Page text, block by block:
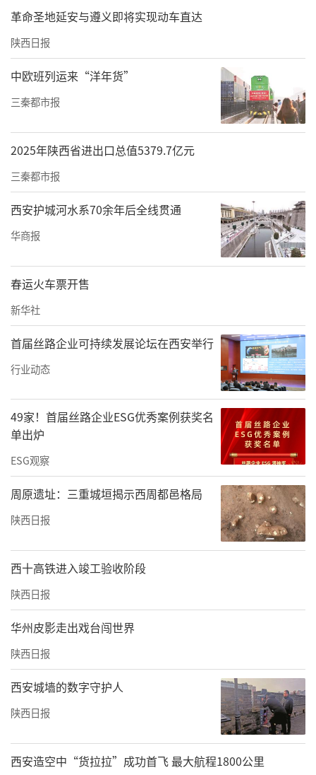
革命圣地延安与遵义即将实现动车直达
陕西日报
中欧班列运来“洋年货”
三秦都市报
2025年陕西省进出口总值5379.7亿元
三秦都市报
西安护城河水系70余年后全线贯通
华商报
春运火车票开售
新华社
首届丝路企业可持续发展论坛在西安举行
行业动态
49家！首届丝路企业ESG优秀案例获奖名
单出炉
ESG观察
周原遗址：三重城垣揭示西周都邑格局
陕西日报
西十高铁进入竣工验收阶段
陕西日报
华州皮影走出戏台闯世界
陕西日报
西安城墙的数字守护人
陕西日报
西安造空中“货拉拉”成功首飞 最大航程1800公里